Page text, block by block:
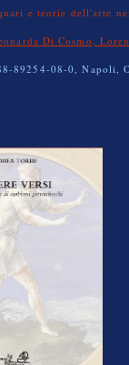
e teorie dell'arte
Di Cosmo,
89254-08-0, Napoli,